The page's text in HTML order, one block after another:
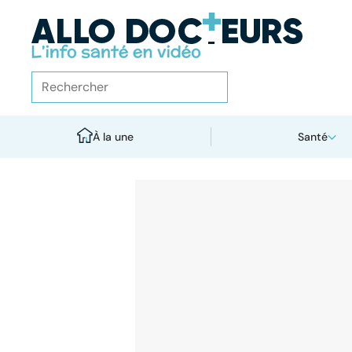
À la une Santé